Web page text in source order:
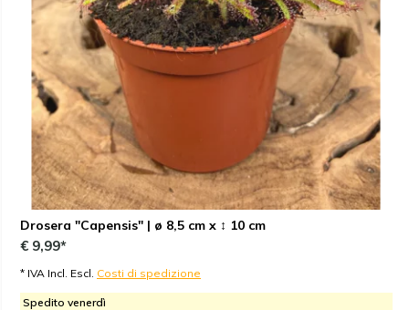
Drosera "Capensis" | ø 8,5 cm x ↕ 10 cm
€ 9,99*
* IVA Incl. Escl. Costi di spedizione
Spedito venerdì